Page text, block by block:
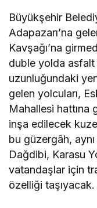
Büyükşehir
Adapazarı’na
Kavşağı’na
duble yolda asfalt
uzunluğundaki
gelen yolcuları,
Mahallesi hattına
inşa edilecek
bu güzergâh,
Dağdibi, Karasu
vatandaşlar için
özelliği taşıyacak.